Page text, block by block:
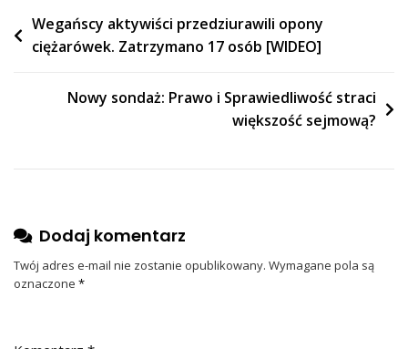
Nawigacja
wpisu
Wegańscy aktywiści przedziurawili opony
ciężarówek. Zatrzymano 17 osób [WIDEO]
Nowy sondaż: Prawo i Sprawiedliwość straci
większość sejmową?
Dodaj komentarz
Twój adres e-mail nie zostanie opublikowany. Wymagane pola są
oznaczone *